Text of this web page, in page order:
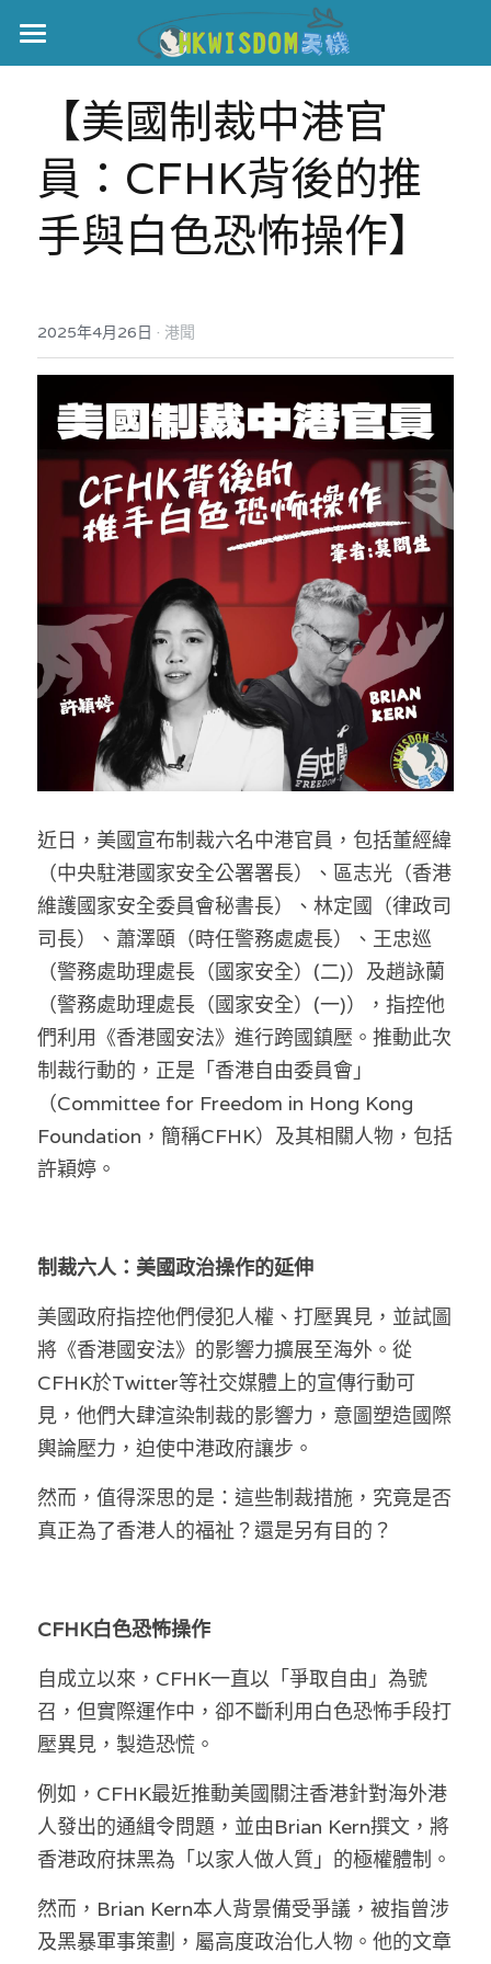
主頁
世界盃
伊美戰爭
黎智英案
美西媒體謊言實錄
宏福‧革新
宏福苑聽證會
宏福火災正視聽
記錄．宏福苑火災
港聞
中國
國際
娛樂
反華推手你要知
反華推手懶人包
民主派騙案十式
反華推手起底
美西霸凌內幕
美西極權主義
真相直擊
極端暴恐實錄
林淑芳專欄
屈穎妍專欄
朱庭萱專欄
莫綺琪專欄
黃萬成專欄
招國偉專欄
高松傑專欄
林伯強專欄
馮煒光專欄
趙處機專欄
KOL 精選
陳貴春大律師專欄
陳子遷律師專欄
羅浚軒專欄
溫志倫專欄
汪明欣專欄
香港科技專上書院｜專欄
絕密法庭檔案
醫院口岸爆炸案
屠龍小隊案
黎智英案審訊
支聯會案
35+顛覆案
生活
吃喝玩指南
休閒好介紹
親子
花生仔漫畫週記
關於我們
人才招聘
投稿熱線
商戶合作
支持讚助
條款及細則
關於我們
搜索
繁體中文
繁體中文
English
【美國制裁中港官
員：CFHK背後的推
手與白色恐怖操作】
2025年4月26日 · 港聞
近日，美國宣布制裁六名中港官員，包括董經緯
（中央駐港國家安全公署署長）、區志光（香港
維護國家安全委員會秘書長）、林定國（律政司
司長）、蕭澤頤（時任警務處處長）、王忠巡
（警務處助理處長（國家安全）(二)）及趙詠蘭
（警務處助理處長（國家安全）(一)），指控他
們利用《香港國安法》進行跨國鎮壓。推動此次
制裁行動的，正是「香港自由委員會」
（Committee for Freedom in Hong Kong
Foundation，簡稱CFHK）及其相關人物，包括
許穎婷。
制裁六人：美國政治操作的延伸
美國政府指控他們侵犯人權、打壓異見，並試圖
將《香港國安法》的影響力擴展至海外。從
CFHK於Twitter等社交媒體上的宣傳行動可
見，他們大肆渲染制裁的影響力，意圖塑造國際
輿論壓力，迫使中港政府讓步。
然而，值得深思的是：這些制裁措施，究竟是否
真正為了香港人的福祉？還是另有目的？
CFHK白色恐怖操作
自成立以來，CFHK一直以「爭取自由」為號
召，但實際運作中，卻不斷利用白色恐怖手段打
壓異見，製造恐慌。
例如，CFHK最近推動美國關注香港針對海外港
人發出的通緝令問題，並由Brian Kern撰文，將
香港政府抹黑為「以家人做人質」的極權體制。
然而，Brian Kern本人背景備受爭議，被指曾涉
及黑暴軍事策劃，屬高度政治化人物。他的文章